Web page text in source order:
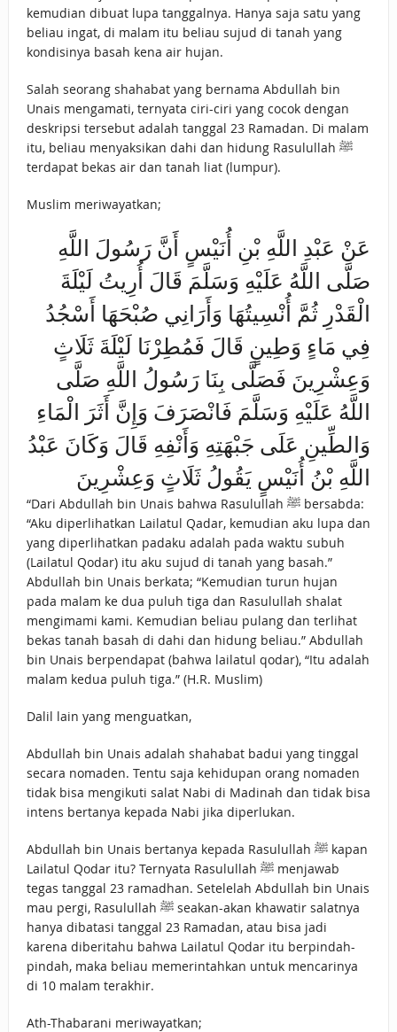
kemudian dibuat lupa tanggalnya. Hanya saja satu yang
beliau ingat, di malam itu beliau sujud di tanah yang
kondisinya basah kena air hujan.
Salah seorang shahabat yang bernama Abdullah bin
Unais mengamati, ternyata ciri-ciri yang cocok dengan
deskripsi tersebut adalah tanggal 23 Ramadan. Di malam
itu, beliau menyaksikan dahi dan hidung Rasulullah ﷺ
terdapat bekas air dan tanah liat (lumpur).
Muslim meriwayatkan;
عَنْ عَبْدِ اللَّهِ بْنِ أُنَيْسٍ أَنَّ رَسُولَ اللَّهِ
صَلَّى اللَّهُ عَلَيْهِ وَسَلَّمَ قَالَ أُرِيتُ لَيْلَةَ
الْقَدْرِ ثُمَّ أُنْسِيتُهَا وَأَرَانِي صُبْحَهَا أَسْجُدُ
فِي مَاءٍ وَطِينٍ قَالَ فَمُطِرْنَا لَيْلَةَ ثَلَاثٍ
وَعِشْرِينَ فَصَلَّى بِنَا رَسُولُ اللَّهِ صَلَّى
اللَّهُ عَلَيْهِ وَسَلَّمَ فَانْصَرَفَ وَإِنَّ أَثَرَ الْمَاءِ
وَالطِّينِ عَلَى جَبْهَتِهِ وَأَنْفِهِ قَالَ وَكَانَ عَبْدُ
اللَّهِ بْنُ أُنَيْسٍ يَقُولُ ثَلَاثٍ وَعِشْرِينَ
“Dari Abdullah bin Unais bahwa Rasulullah ﷺ bersabda:
“Aku diperlihatkan Lailatul Qadar, kemudian aku lupa dan
yang diperlihatkan padaku adalah pada waktu subuh
(Lailatul Qodar) itu aku sujud di tanah yang basah.”
Abdullah bin Unais berkata; “Kemudian turun hujan
pada malam ke dua puluh tiga dan Rasulullah shalat
mengimami kami. Kemudian beliau pulang dan terlihat
bekas tanah basah di dahi dan hidung beliau.” Abdullah
bin Unais berpendapat (bahwa lailatul qodar), “Itu adalah
malam kedua puluh tiga.” (H.R. Muslim)
Dalil lain yang menguatkan,
Abdullah bin Unais adalah shahabat badui yang tinggal
secara nomaden. Tentu saja kehidupan orang nomaden
tidak bisa mengikuti salat Nabi di Madinah dan tidak bisa
intens bertanya kepada Nabi jika diperlukan.
Abdullah bin Unais bertanya kepada Rasulullah ﷺ kapan
Lailatul Qodar itu? Ternyata Rasulullah ﷺ menjawab
tegas tanggal 23 ramadhan. Setelelah Abdullah bin Unais
mau pergi, Rasulullah ﷺ seakan-akan khawatir salatnya
hanya dibatasi tanggal 23 Ramadan, atau bisa jadi
karena diberitahu bahwa Lailatul Qodar itu berpindah-
pindah, maka beliau memerintahkan untuk mencarinya
di 10 malam terakhir.
Ath-Thabarani meriwayatkan;